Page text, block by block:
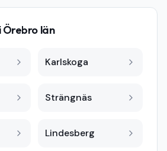
Örebro län
Karlskoga
Strängnäs
Lindesberg